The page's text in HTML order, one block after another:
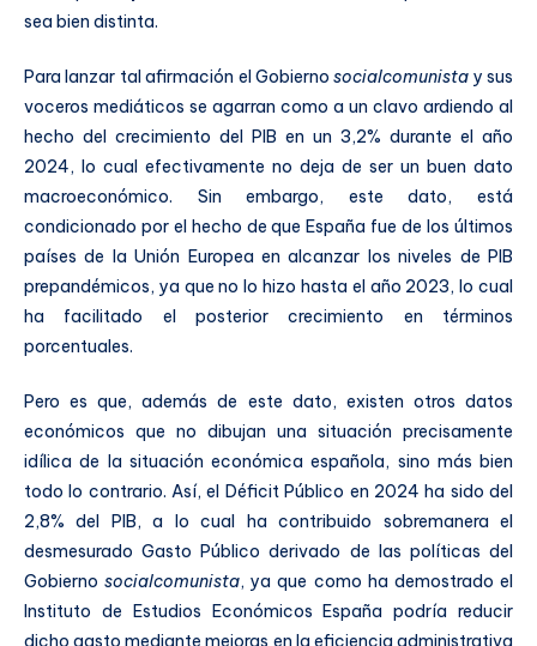
sea bien distinta.
Para lanzar tal afirmación el Gobiernosocialcomunista y sus
voceros mediáticos se agarran como a un clavo ardiendo al
hecho del crecimiento del PIB en un 3,2% durante el año
2024, lo cual efectivamente no deja de ser un buen dato
macroeconómico. Sin embargo, este dato, está
condicionado por el hecho de que España fue de los últimos
países de la Unión Europea en alcanzar los niveles de PIB
prepandémicos, ya que no lo hizo hasta el año 2023, lo cual
ha facilitado el posterior crecimiento en términos
porcentuales.
Pero es que, además de este dato, existen otros datos
económicos que no dibujan una situación precisamente
idílica de la situación económica española, sino más bien
todo lo contrario. Así, el Déficit Público en 2024 ha sido del
2,8% del PIB, a lo cual ha contribuido sobremanera el
desmesurado Gasto Público derivado de las políticas del
Gobiernosocialcomunista, ya que como ha demostrado el
Instituto de Estudios Económicos España podría reducir
dicho gasto mediante mejoras en la eficiencia administrativa